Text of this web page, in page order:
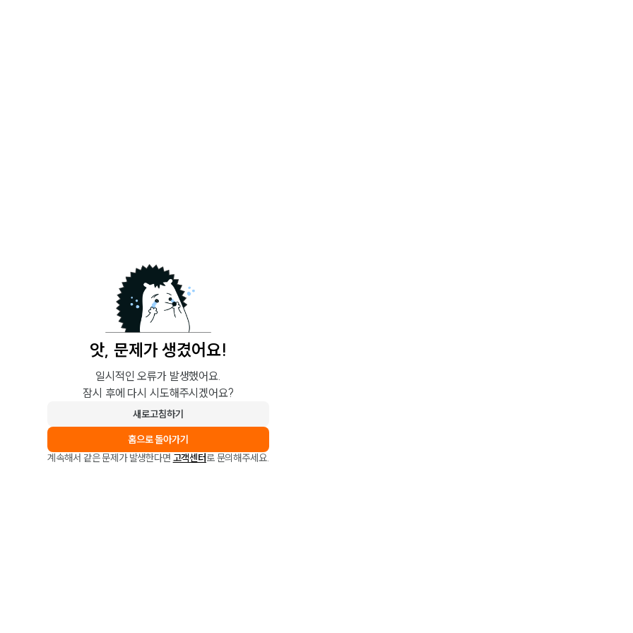
앗, 문제가 생겼어요!
일시적인 오류가 발생했어요.
잠시 후에 다시 시도해주시겠어요?
새로고침하기
홈으로 돌아가기
계속해서 같은 문제가 발생한다면 고객센터로 문의해주세요.